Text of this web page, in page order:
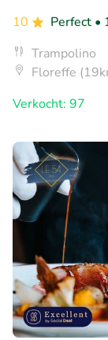
10
Perfect •
Trampolino
Floreffe
Verkocht: 97